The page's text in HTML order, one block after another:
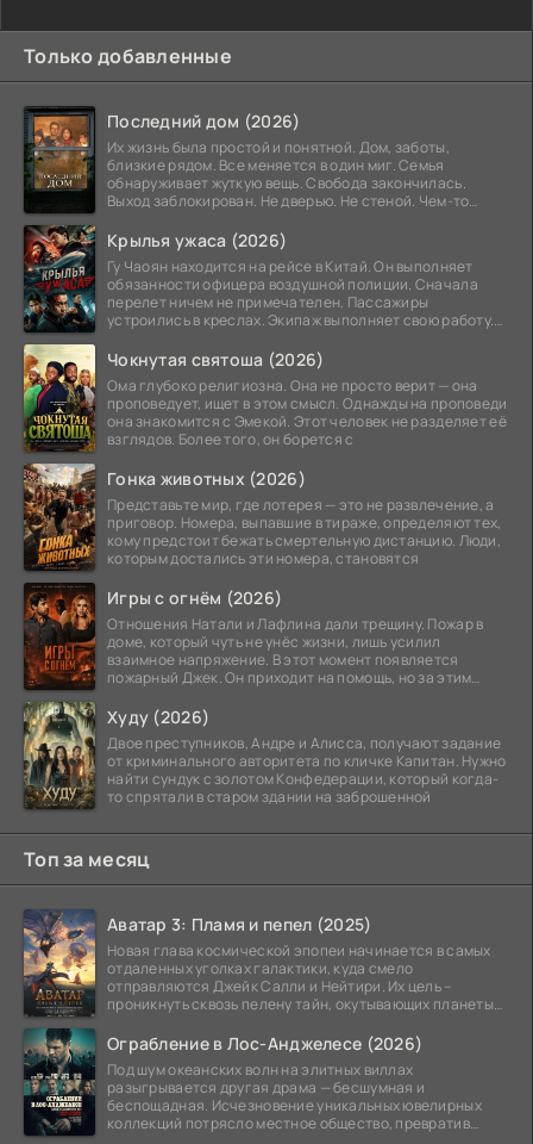
Только добавленные
Последний дом (2026)
Их жизнь была простой и понятной. Дом, заботы,
близкие рядом. Все меняется в один миг. Семья
обнаруживает жуткую вещь. Свобода закончилась.
Выход заблокирован. Не дверью. Не стеной. Чем-то
Крылья ужаса (2026)
Гу Чаоян находится на рейсе в Китай. Он выполняет
обязанности офицера воздушной полиции. Сначала
перелет ничем не примечателен. Пассажиры
устроились в креслах. Экипаж выполняет свою работу.
Чокнутая святоша (2026)
Ома глубоко религиозна. Она не просто верит — она
проповедует, ищет в этом смысл. Однажды на проповеди
она знакомится с Эмекой. Этот человек не разделяет её
взглядов. Более того, он борется с
Гонка животных (2026)
Представьте мир, где лотерея — это не развлечение, а
приговор. Номера, выпавшие в тираже, определяют тех,
кому предстоит бежать смертельную дистанцию. Люди,
которым достались эти номера, становятся
Игры с огнём (2026)
Отношения Натали и Лафлина дали трещину. Пожар в
доме, который чуть не унёс жизни, лишь усилил
взаимное напряжение. В этот момент появляется
пожарный Джек. Он приходит на помощь, но за этим
Худу (2026)
Двое преступников, Андре и Алисса, получают задание
от криминального авторитета по кличке Капитан. Нужно
найти сундук с золотом Конфедерации, который когда-
то спрятали в старом здании на заброшенной
Топ за месяц
Аватар 3: Пламя и пепел (2025)
Новая глава космической эпопеи начинается в самых
отдаленных уголках галактики, куда смело
отправляются Джейк Салли и Нейтири. Их цель –
проникнуть сквозь пелену тайн, окутывающих планеты
Ограбление в Лос-Анджелесе (2026)
Под шум океанских волн на элитных виллах
разыгрывается другая драма — бесшумная и
беспощадная. Исчезновение уникальных ювелирных
коллекций потрясло местное общество, превратив